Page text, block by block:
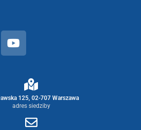
125, 02-707 Warszawa
adres siedziby